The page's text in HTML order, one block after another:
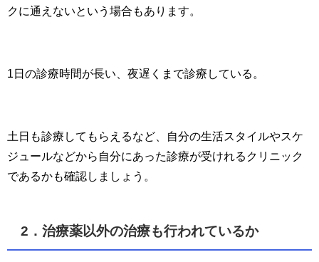
クに通えないという場合もあります。
1日の診療時間が長い、夜遅くまで診療している。
土日も診療してもらえるなど、自分の生活スタイルやスケ
ジュールなどから自分にあった診療が受けれるクリニック
であるかも確認しましょう。
2．治療薬以外の治療も行われているか